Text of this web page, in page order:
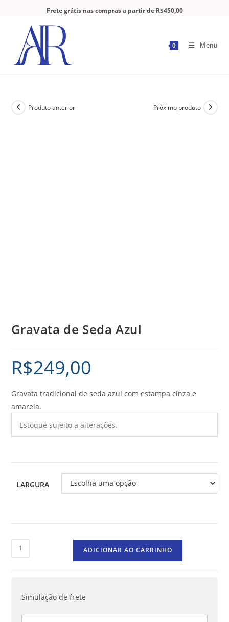
Frete grátis nas compras a partir de R$450,00
0 Menu
Produto anterior Próximo produto
Gravata de Seda Azul
R$249,00
Gravata tradicional de seda azul com estampa cinza e
amarela.
Estoque sujeito a alterações.
LARGURA
ADICIONAR AO CARRINHO
Simulação de frete